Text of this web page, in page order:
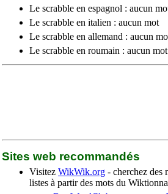
Le scrabble en espagnol : aucun
Le scrabble en italien : aucun mot
Le scrabble en allemand : aucun
Le scrabble en roumain : aucun mot
Sites web recommandés
Visitez WikWik.org - cherchez des
listes à partir des mots du